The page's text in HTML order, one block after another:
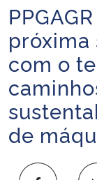
Ministério da
Ministério da Educação
Ministério da Cidadania
Ministério da Saúde
Ministério de Minas e
Início do
próxima
com o
de